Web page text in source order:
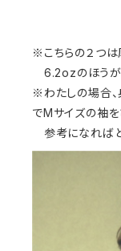
※こちらの２つは
6.2ozのほうが
※わたしの場合
でMサイズの袖を
参考になれば